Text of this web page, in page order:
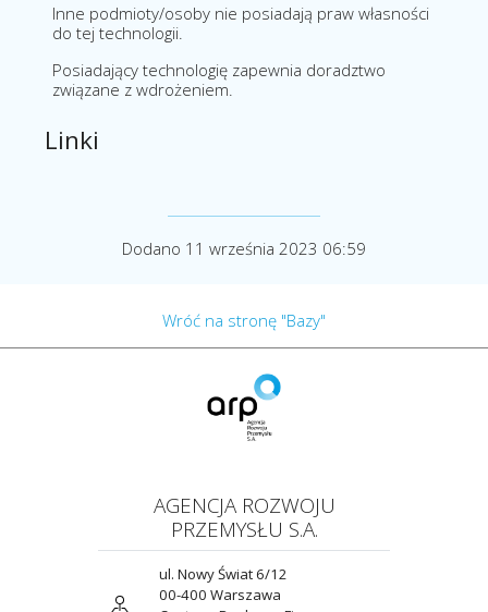
Inne podmioty/osoby nie posiadają praw własności
do tej technologii.
Posiadający technologię zapewnia doradztwo
związane z wdrożeniem.
Linki
Dodano 11 września 2023 06:59
Wróć na stronę "Bazy"
AGENCJA ROZWOJU
PRZEMYSŁU S.A.
ul. Nowy Świat 6/12
00-400 Warszawa